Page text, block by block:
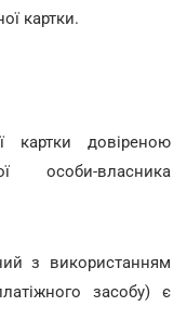
картки.
картки довіреною
особи-власника
з використанням
засобу) є